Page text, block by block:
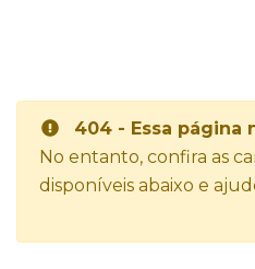
404 - Essa página
No entanto, confira as
disponíveis abaixo e